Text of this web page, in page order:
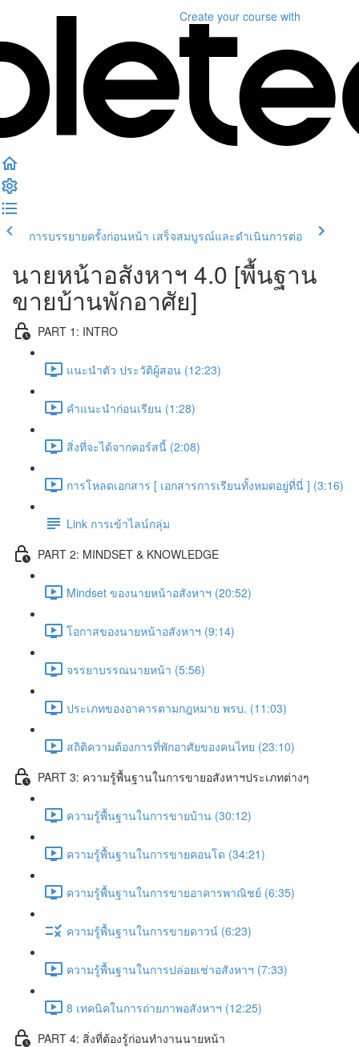
Create your course with
การบรรยายครั้งก่อนหน้า เสร็จสมบูรณ์และดำเนินการต่อ
นายหน้าอสังหาฯ 4.0 [พื้นฐาน
ขายบ้านพักอาศัย]
PART 1: INTRO
แนะนำตัว ประวัติผู้สอน (12:23)
คำแนะนำก่อนเรียน (1:28)
สิ่งที่จะได้จากคอร์สนี้ (2:08)
การโหลดเอกสาร [ เอกสารการเรียนทั้งหมดอยู่ที่นี่ ] (3:16)
Link การเข้าไลน์กลุ่ม
PART 2: MINDSET & KNOWLEDGE
Mindset ของนายหน้าอสังหาฯ (20:52)
โอกาสของนายหน้าอสังหาฯ (9:14)
จรรยาบรรณนายหน้า (5:56)
ประเภทของอาคารตามกฎหมาย พรบ. (11:03)
สถิติความต้องการที่พักอาศัยของคนไทย (23:10)
PART 3: ความรู้พื้นฐานในการขายอสังหาฯประเภทต่างๆ
ความรู้พื้นฐานในการขายบ้าน (30:12)
ความรู้พื้นฐานในการขายคอนโด (34:21)
ความรู้พื้นฐานในการขายอาคารพาณิชย์ (6:35)
ความรู้พื้นฐานในการขายดาวน์ (6:23)
ความรู้พื้นฐานในการปล่อยเช่าอสังหาฯ (7:33)
8 เทคนิคในการถ่ายภาพอสังหาฯ (12:25)
PART 4: สิ่งที่ต้องรู้ก่อนทำงานนายหน้า